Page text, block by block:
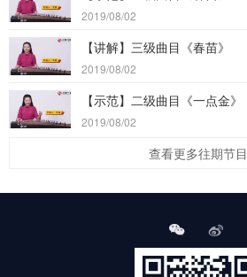
2019/08/02
【讲解】三级曲目《春苗》
2019/08/02
【示范】二级曲目《一点金》
2019/08/02
查看更多往期节目